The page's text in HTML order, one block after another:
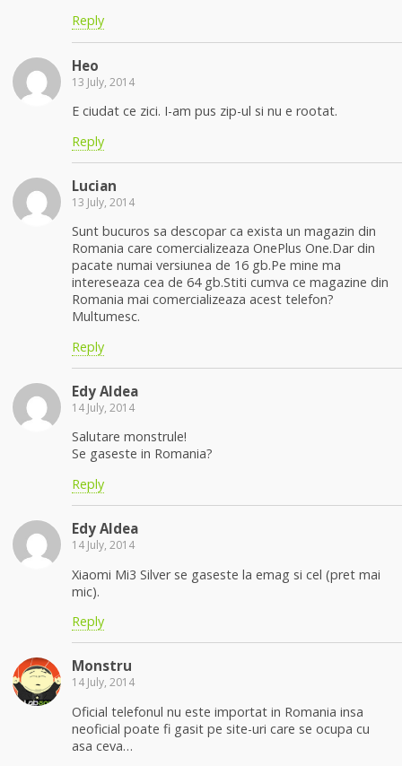
Reply
Heo
13 July, 2014
E ciudat ce zici. I-am pus zip-ul si nu e rootat.
Reply
Lucian
13 July, 2014
Sunt bucuros sa descopar ca exista un magazin din
Romania care comercializeaza OnePlus One.Dar din
pacate numai versiunea de 16 gb.Pe mine ma
intereseaza cea de 64 gb.Stiti cumva ce magazine din
Romania mai comercializeaza acest telefon?
Multumesc.
Reply
Edy Aldea
14 July, 2014
Salutare monstrule!
Se gaseste in Romania?
Reply
Edy Aldea
14 July, 2014
Xiaomi Mi3 Silver se gaseste la emag si cel (pret mai
mic).
Reply
Monstru
14 July, 2014
Oficial telefonul nu este importat in Romania insa
neoficial poate fi gasit pe site-uri care se ocupa cu
asa ceva…